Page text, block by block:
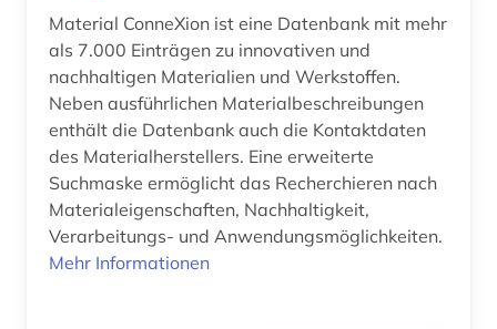
Material ConneXion ist eine Datenbank mit mehr
als 7.000 Einträgen zu innovativen und
nachhaltigen Materialien und Werkstoffen.
Neben ausführlichen Materialbeschreibungen
enthält die Datenbank auch die Kontaktdaten
des Materialherstellers. Eine erweiterte
Suchmaske ermöglicht das Recherchieren nach
Materialeigenschaften, Nachhaltigkeit,
Verarbeitungs- und Anwendungsmöglichkeiten.
Mehr Informationen